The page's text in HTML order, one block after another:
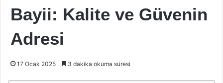
Bayii: Kalite ve Güvenin
Adresi
17 Ocak 2025 3 dakika okuma süresi